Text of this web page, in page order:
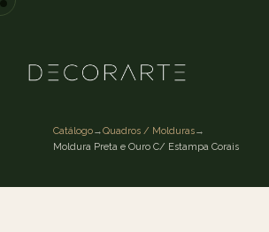
Catálogo→Quadros / Molduras→
Moldura Preta e Ouro C/ Estampa Corais